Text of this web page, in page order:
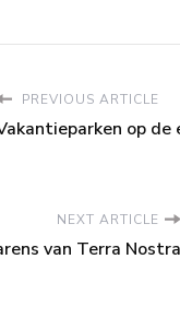
PREVIOUS ARTICLE
op de
NEXT ARTICLE
van Terra Nostra